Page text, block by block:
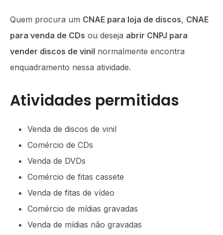
Quem procura um CNAE para loja de discos, CNAE
para venda de CDs ou deseja abrir CNPJ para
vender discos de vinil normalmente encontra
enquadramento nessa atividade.
Atividades permitidas
Venda de discos de vinil
Comércio de CDs
Venda de DVDs
Comércio de fitas cassete
Venda de fitas de vídeo
Comércio de mídias gravadas
Venda de mídias não gravadas